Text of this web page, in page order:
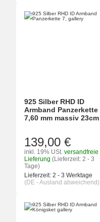
925 Silber RHD ID
Armband Panzerkette
7,60 mm massiv 23cm
139,00 €
inkl. 19% USt. versandfreie
Lieferung (Lieferzeit: 2 - 3
Tage)
Lieferzeit: 2 - 3 Werktage
(DE - Ausland abweichend)